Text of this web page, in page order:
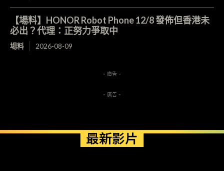
【場料】HONOR Robot Phone 12/8 發佈但香港未
必出？代理：正努力爭取中
場料 2026-08-09
- 廣告 -
- 廣告 -
最新影片